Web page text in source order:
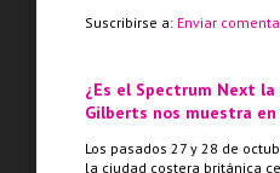
Suscribirse a: Enviar
¿Es el Spectrum Next
Gilberts nos muestra
Los pasados 27 y 28 de
la ciudad costera británica